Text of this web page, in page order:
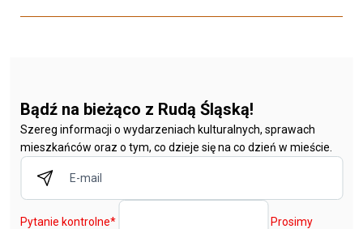
Bądź na bieżąco z Rudą Śląską!
Szereg informacji o wydarzeniach kulturalnych, sprawach
mieszkańców oraz o tym, co dzieje się na co dzień w mieście.
Pytanie kontrolne* Prosimy